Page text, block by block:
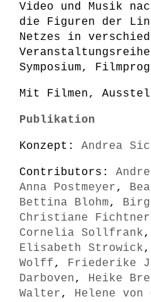
Video und Musik
die Figuren der
Netzes in
Symposium,
Mit Filmen,
Publikation
Konzept: Andrea
Contributors:
Anna Postmeyer,
Bettina Blohm,
Christiane Fichtner
Cornelia Sollfrank,
Elisabeth Strowick,
Wolff, Friederike
Darboven, Heike
Walter, Helene von